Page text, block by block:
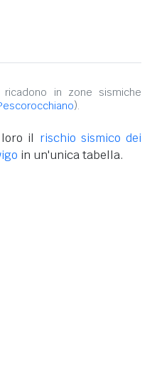
in zone sismiche
).
il rischio sismico dei
in un'unica tabella.